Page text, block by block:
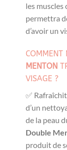
les muscles
permettra
d’avoir un
COMMENT
MENTON
VISAGE ?
✅
d’un
de la peau
Double
produit de